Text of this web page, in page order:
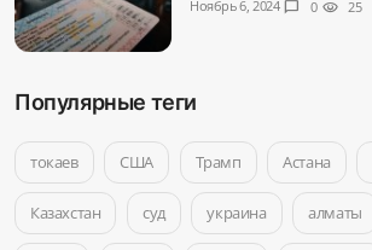
Ноябрь 6, 2024 chat_bubble 0 visibility 25
Популярные теги
токаев США Трамп Астана
Казахстан суд украина алматы